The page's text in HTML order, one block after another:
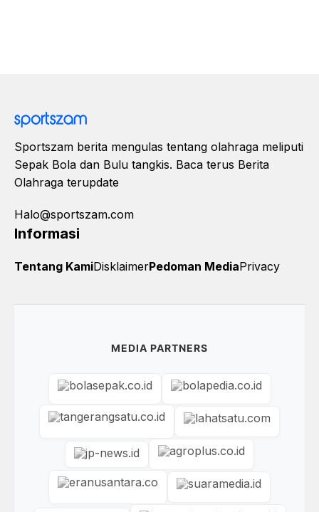
Sportszam berita mengulas tentang olahraga meliputi
Sepak Bola dan Bulu tangkis. Baca terus Berita
Olahraga terupdate
Halo@sportszam.com
Informasi
Tentang KamiDisklaimerPedoman MediaPrivacy
MEDIA PARTNERS